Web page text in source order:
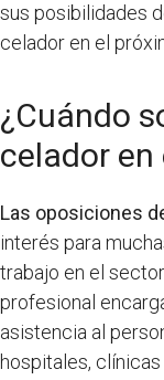
sus posibilidades
celador en el
¿Cuándo
celador en
Las oposiciones
interés para
trabajo en el
profesional
asistencia al
hospitales,